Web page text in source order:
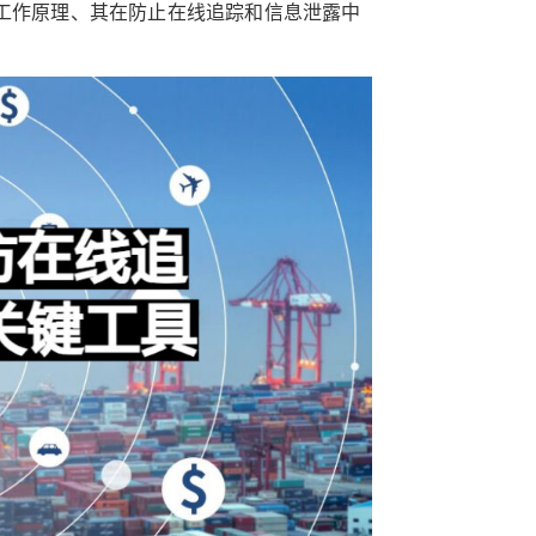
原理、其在防止在线追踪和信息泄露中